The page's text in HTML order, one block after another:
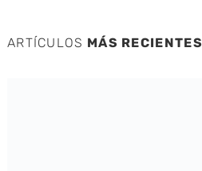
ARTÍCULOS MÁS RECIENTES